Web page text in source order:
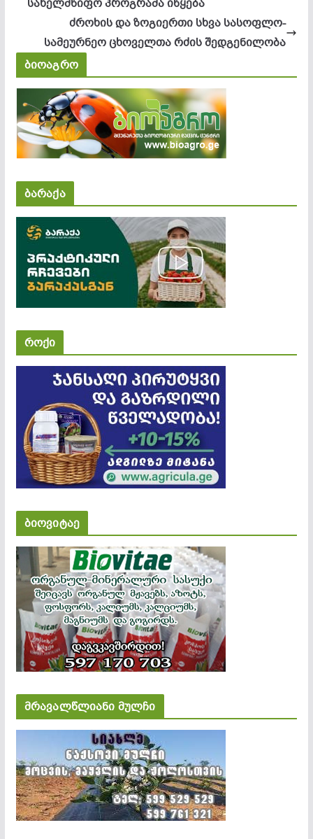
სახელმწიფო პროგრამა იწყება
ძროხის და ზოგიერთი სხვა სასოფლო-
სამეურნეო ცხოველთა რძის შედგენილობა
ბიოაგრო
ბარაქა
როქი
ბიოვიტაე
მრავალწლიანი მულჩი